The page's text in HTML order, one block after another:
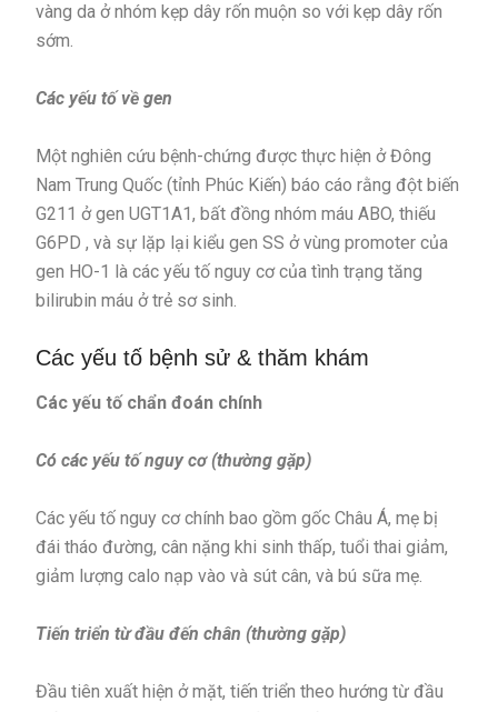
vàng da ở nhóm kẹp dây rốn muộn so với kẹp dây rốn
sớm.
Các yếu tố về gen
Một nghiên cứu bệnh-chứng được thực hiện ở Đông
Nam Trung Quốc (tỉnh Phúc Kiến) báo cáo rằng đột biến
G211 ở gen UGT1A1, bất đồng nhóm máu ABO, thiếu
G6PD , và sự lặp lại kiểu gen SS ở vùng promoter của
gen HO-1 là các yếu tố nguy cơ của tình trạng tăng
bilirubin máu ở trẻ sơ sinh.
Các yếu tố bệnh sử & thăm khám
Các yếu tố chẩn đoán chính
Có các yếu tố nguy cơ (thường gặp)
Các yếu tố nguy cơ chính bao gồm gốc Châu Á, mẹ bị
đái tháo đường, cân nặng khi sinh thấp, tuổi thai giảm,
giảm lượng calo nạp vào và sút cân, và bú sữa mẹ.
Tiến triển từ đầu đến chân (thường gặp)
Đầu tiên xuất hiện ở mặt, tiến triển theo hướng từ đầu